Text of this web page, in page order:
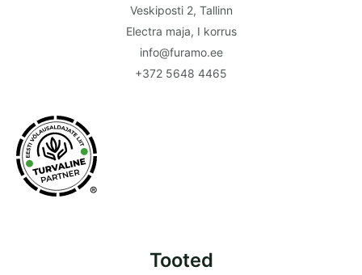
Veskiposti 2, Tallinn
Electra maja, I korrus
info@furamo.ee
+372 5648 4465
®
Tooted